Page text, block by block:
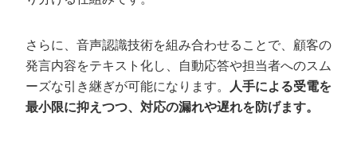
さらに、音声認識技術を組み合わせることで、顧客の
発言内容をテキスト化し、自動応答や担当者へのスム
ーズな引き継ぎが可能になります。
人手による受電を
最小限に抑えつつ、対応の漏れや遅れを防げます。